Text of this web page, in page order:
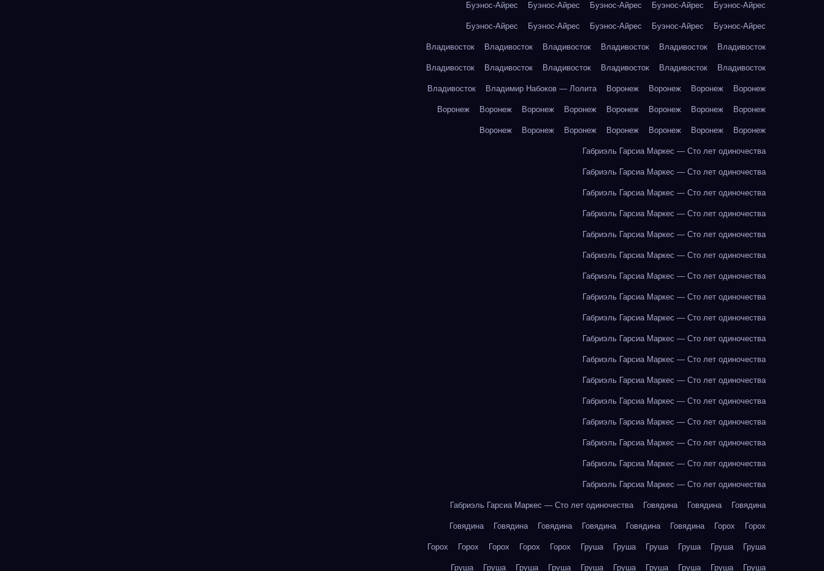
Буэнос-Айрес Буэнос-Айрес Буэнос-Айрес Буэнос-Айрес Буэнос-Айрес
Буэнос-Айрес Буэнос-Айрес Буэнос-Айрес Буэнос-Айрес Буэнос-Айрес
Владивосток Владивосток Владивосток Владивосток Владивосток Владивосток
Владивосток Владивосток Владивосток Владивосток Владивосток Владивосток
Владивосток Владимир Набоков — Лолита Воронеж Воронеж Воронеж Воронеж
Воронеж Воронеж Воронеж Воронеж Воронеж Воронеж Воронеж Воронеж
Воронеж Воронеж Воронеж Воронеж Воронеж Воронеж Воронеж
Габриэль Гарсиа Маркес — Сто лет одиночества
Габриэль Гарсиа Маркес — Сто лет одиночества
Габриэль Гарсиа Маркес — Сто лет одиночества
Габриэль Гарсиа Маркес — Сто лет одиночества
Габриэль Гарсиа Маркес — Сто лет одиночества
Габриэль Гарсиа Маркес — Сто лет одиночества
Габриэль Гарсиа Маркес — Сто лет одиночества
Габриэль Гарсиа Маркес — Сто лет одиночества
Габриэль Гарсиа Маркес — Сто лет одиночества
Габриэль Гарсиа Маркес — Сто лет одиночества
Габриэль Гарсиа Маркес — Сто лет одиночества
Габриэль Гарсиа Маркес — Сто лет одиночества
Габриэль Гарсиа Маркес — Сто лет одиночества
Габриэль Гарсиа Маркес — Сто лет одиночества
Габриэль Гарсиа Маркес — Сто лет одиночества
Габриэль Гарсиа Маркес — Сто лет одиночества
Габриэль Гарсиа Маркес — Сто лет одиночества
Габриэль Гарсиа Маркес — Сто лет одиночества Говядина Говядина Говядина
Говядина Говядина Говядина Говядина Говядина Говядина Горох Горох
Горох Горох Горох Горох Горох Груша Груша Груша Груша Груша Груша
Груша Груша Груша Груша Груша Груша Груша Груша Груша Груша